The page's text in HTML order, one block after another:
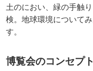
土のにおい、緑の手触
検。地球環境について
す。
博覧会のコンセプ